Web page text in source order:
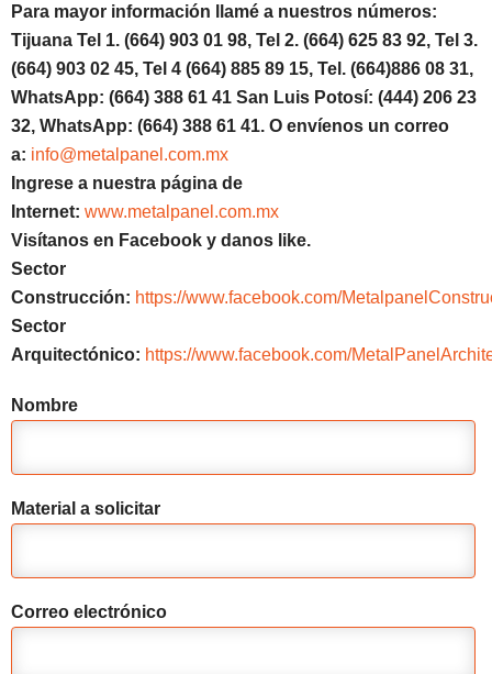
Para mayor información llamé a nuestros números:
Tijuana Tel 1. (664) 903 01 98, Tel 2. (664) 625 83 92, Tel 3.
(664) 903 02 45, Tel 4 (664) 885 89 15, Tel. (664)886 08 31,
WhatsApp: (664) 388 61 41 San Luis Potosí: (444) 206 23
32, WhatsApp: (664) 388 61 41. O envíenos un correo
a: info@metalpanel.com.mx
Ingrese a nuestra página de
Internet: www.metalpanel.com.mx
Visítanos en Facebook y danos like.
Sector
Construcción: https://www.facebook.com/
Sector
Arquitectónico: https://www.facebook.com/
Nombre
Material a solicitar
Correo electrónico